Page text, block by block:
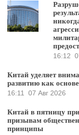
16:12
Китай уделяет
развитию как
16:11
07 Авг 2026
Китай в пятницу
призывам
принципы